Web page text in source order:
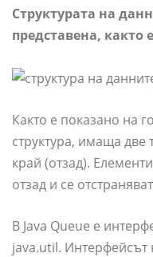
Структурата на
представена, както
Както е показано на
структура, имаща две
край (отзад).
отзад и се
В Java Queue е
java.util.